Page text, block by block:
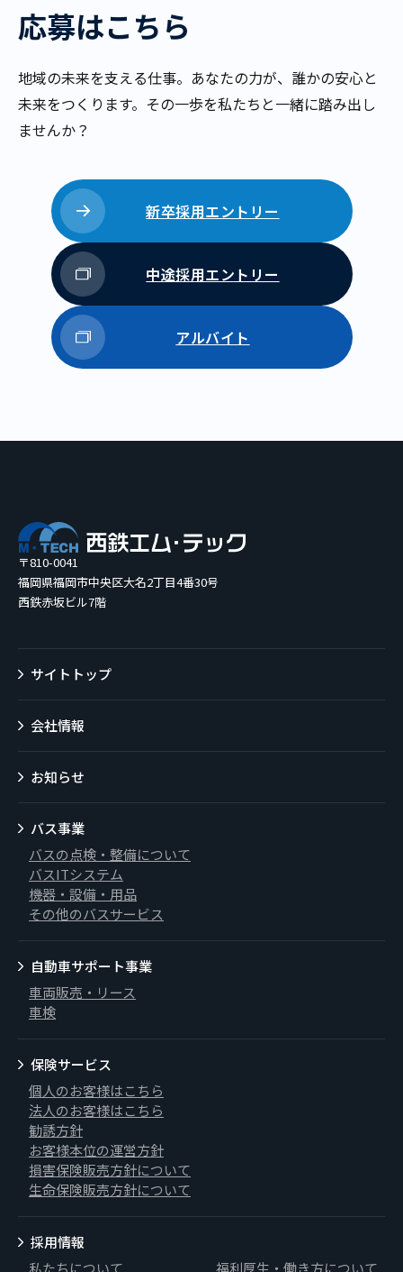
応募はこちら
地域の未来を支える仕事。あなたの力が、誰かの安心と
未来をつく ります。その一歩を私たちと一緒に踏み出し
ませんか？
新卒採用エントリー
中途採用エントリー
アルバイト
〒810-0041
福岡県福岡市中央区大名2丁目4番30号
西鉄赤坂ビル7階
サイトトップ
会社情報
お知らせ
バス事業
バスの点検・整備について
バスITシステム
機器・設備・用品
その他のバスサービス
自動車サポート事業
車両販売・リース
車検
保険サービス
個人のお客様はこちら
法人のお客様はこちら
勧誘方針
お客様本位の運営方針
損害保険販売方針について
生命保険販売方針について
採用情報
私たちについて
福利厚生・働き方について